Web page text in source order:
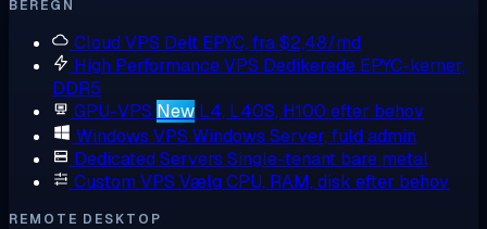
BEREGN
Cloud VPS Delt EPYC, fra $2,48/md
High Performance VPS Dedikerede EPYC-kerner,
DDR5
GPU-VPS New L4, L40S, H100 efter behov
Windows VPS Windows Server, fuld admin
Dedicated Servers Single-tenant bare metal
Custom VPS Vælg CPU, RAM, disk efter behov
REMOTE DESKTOP